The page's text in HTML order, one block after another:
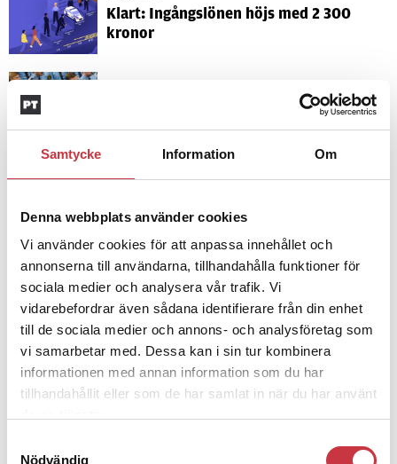
Samtycke Information Om
Denna webbplats använder cookies
Vi använder cookies för att anpassa innehållet och
annonserna till användarna, tillhandahålla funktioner för
sociala medier och analysera vår trafik. Vi
vidarebefordrar även sådana identifierare från din enhet
till de sociala medier och annons- och analysföretag som
vi samarbetar med. Dessa kan i sin tur kombinera
informationen med annan information som du har
tillhandahållit eller som de har samlat in när du har använt
Nödvändig
Klart: Ingångslönen höjs med 2 300
kronor
Miljoner i sjön –
polisaspiranter underkänns på
godtyckliga grunder
1 juni 2026
Jens Mårtensson:
Snart 20 år i tjänst
– nu ska han lära sig grunderna
Polisregionen erkänner fel: ”Kommer
att rättas till”